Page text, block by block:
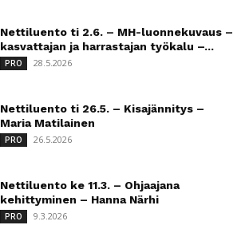
Nettiluento ti 2.6. – MH-luonnekuvaus –
kasvattajan ja harrastajan työkalu –...
PRO 28.5.2026
Nettiluento ti 26.5. – Kisajännitys –
Maria Matilainen
PRO 26.5.2026
Nettiluento ke 11.3. – Ohjaajana
kehittyminen – Hanna Närhi
PRO 9.3.2026